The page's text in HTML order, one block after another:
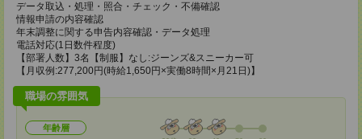
データ取込・処理・照合・チェック・不備確認
情報申請の内容確認
年末調整に関する申告内容確認・データ処理
電話対応(1日数件程度)
【部署人数】3名【制服】なし:ジーンズ&スニーカー可
【月収例:277,200円(時給1,650円×実働8時間×月21日)】
職場の雰囲気
年齢層